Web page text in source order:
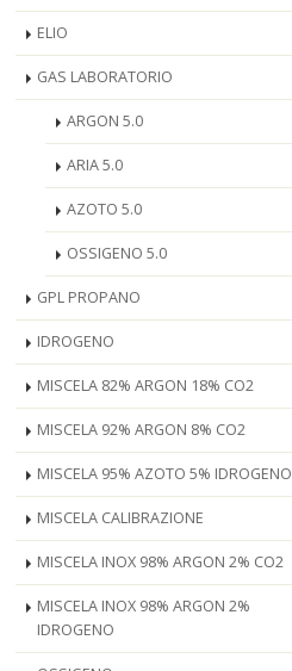
ELIO
GAS LABORATORIO
ARGON 5.0
ARIA 5.0
AZOTO 5.0
OSSIGENO 5.0
GPL PROPANO
IDROGENO
MISCELA 82% ARGON 18% CO2
MISCELA 92% ARGON 8% CO2
MISCELA 95% AZOTO 5% IDROGENO
MISCELA CALIBRAZIONE
MISCELA INOX 98% ARGON 2% CO2
MISCELA INOX 98% ARGON 2%
IDROGENO